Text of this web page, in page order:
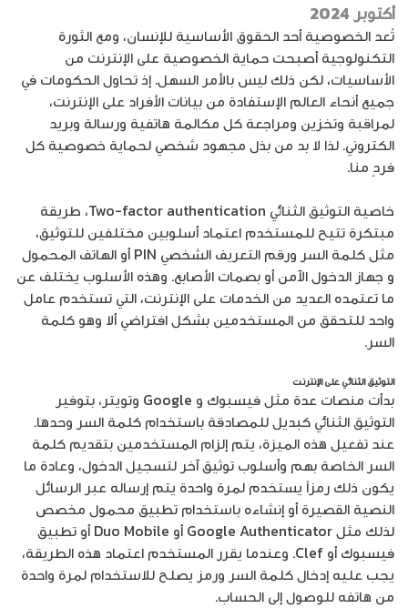
أكتوبر 2024
تُعد الخصوصية أحد الحقوق الأساسية للإنسان، ومع الثورة
التكنولوجية أصبحت حماية الخصوصية على الإنترنت من
الأساسيات، لكن ذلك ليس بالأمر السهل. إذ تحاول الحكومات في
جميع أنحاء العالم الإستفادة من بيانات الأفراد على الإنترنت،
لمراقبة وتخزين ومراجعة كل مكالمة هاتفية ورسالة وبريد
الكتروني. لذا لا بد من بذل مجهود شخصي لحماية خصوصية كل
فردٍ منا.
خاصية التوثيق الثنائي Two-factor authentication، طريقة
مبتكرة تتيح للمستخدم اعتماد أسلوبين مختلفين للتوثيق،
مثل كلمة السر ورقم التعريف الشخصي PIN أو الهاتف المحمول
و جهاز الدخول الآمن أو بصمات الأصابع. وهذه الأسلوب يختلف عن
ما تعتمده العديد من الخدمات على الإنترنت، التي تستخدم عامل
واحد للتحقق من المستخدمين بشكل افتراضي ألا وهو كلمة
السر.
التوثيق الثنائي على الإنترنت
بدأت منصات عدة مثل فيسبوك و Google وتويتر، بتوفير
التوثيق الثنائي كبديل للمصادقة باستخدام كلمة السر وحدها.
عند تفعيل هذه الميزة، يتم إلزام المستخدمين بتقديم كلمة
السر الخاصة بهم وأسلوب توثيق آخر لتسجيل الدخول، وعادة ما
يكون ذلك رمزاً يستخدم لمرة واحدة يتم إرساله عبر الرسائل
النصية القصيرة أو إنشاءه باستخدام تطبيق محمول مخصص
لذلك مثل Google Authenticator أو Duo Mobile أو تطبيق
فيسبوك أو Clef. وعندما يقرر المستخدم اعتماد هذه الطريقة،
يجب عليه إدخال كلمة السر ورمز يصلح للاستخدام لمرة واحدة
من هاتفه للوصول إلى الحساب.